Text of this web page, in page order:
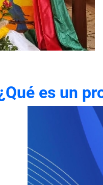
¿Qué es un